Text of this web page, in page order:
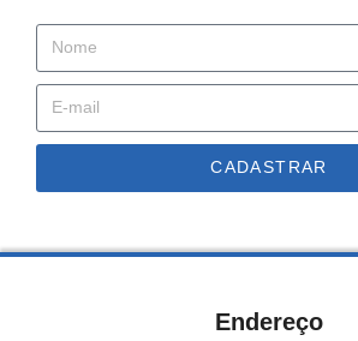
CADASTRAR
Endereço